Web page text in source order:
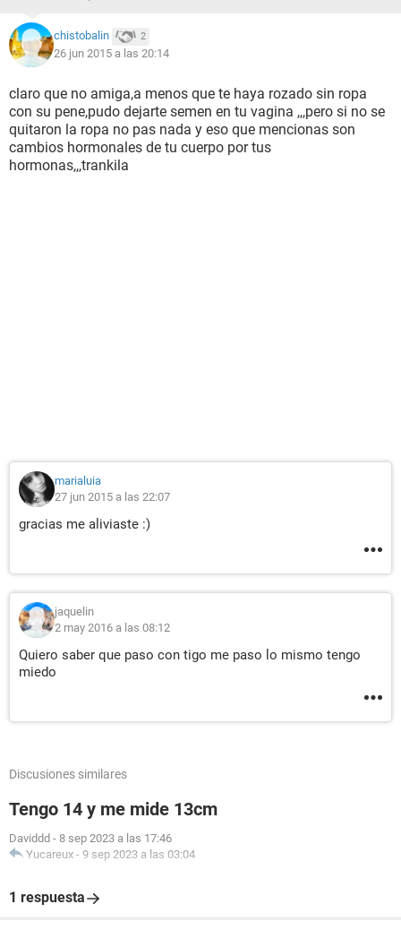
chistobalin 2
26 jun 2015 a las 20:14
claro que no amiga,a menos que te haya rozado sin ropa
con su pene,pudo dejarte semen en tu vagina ,,,pero si no se
quitaron la ropa no pas nada y eso que mencionas son
cambios hormonales de tu cuerpo por tus
hormonas,,,trankila
marialuia
27 jun 2015 a las 22:07
gracias me aliviaste :)
jaquelin
2 may 2016 a las 08:12
Quiero saber que paso con tigo me paso lo mismo tengo
miedo
Discusiones similares
Tengo 14 y me mide 13cm
Daviddd - 8 sep 2023 a las 17:46
Yucareux - 9 sep 2023 a las 03:04
1 respuesta